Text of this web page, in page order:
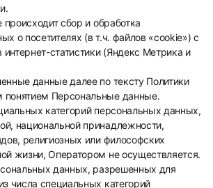
сбор и обработка
о посетителях (в т.ч. файлов «cookie») с
статистики (Яндекс Метрика и
данные далее по тексту Политики
Персональные данные.
категорий персональных данных,
национальной принадлежности,
религиозных или философских
жизни, Оператором не осуществляется.
данных, разрешенных для
числа специальных категорий